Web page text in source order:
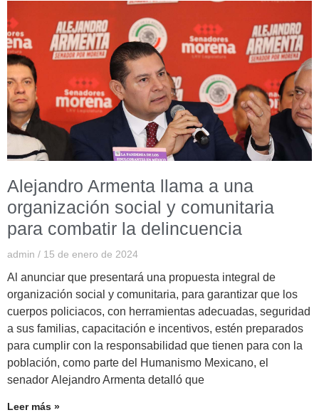
Alejandro Armenta llama a una
organización social y comunitaria
para combatir la delincuencia
admin 15 de enero de 2024
Al anunciar que presentará una propuesta integral de
organización social y comunitaria, para garantizar que los
cuerpos policiacos, con herramientas adecuadas, seguridad
a sus familias, capacitación e incentivos, estén preparados
para cumplir con la responsabilidad que tienen para con la
población, como parte del Humanismo Mexicano, el
senador Alejandro Armenta detalló que
Leer más »